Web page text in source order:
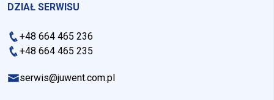
DZIAŁ SERWISU
+48 664 465 236
+48 664 465 235
serwis@juwent.com.pl